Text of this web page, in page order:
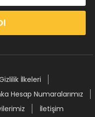
İlkeleri
Hesap Numaralarımız
İletişim